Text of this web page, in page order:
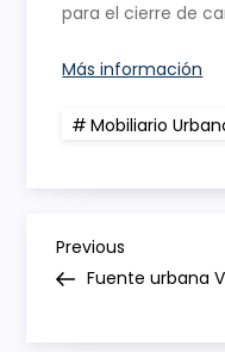
para el cierre de
Más información
Mobiliario
N
Previous
Post
Previous
Fuente urbana